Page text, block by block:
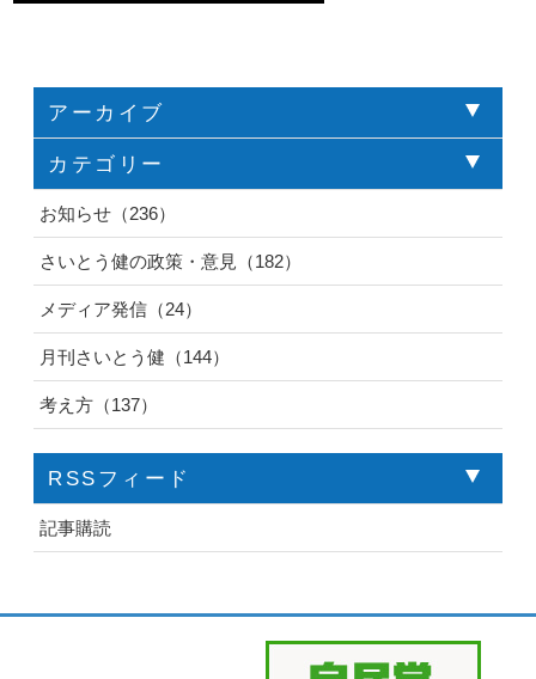
アーカイブ
カテゴリー
お知らせ（236）
さいとう健の政策・意見（182）
メディア発信（24）
月刊さいとう健（144）
考え方（137）
RSSフィード
記事購読